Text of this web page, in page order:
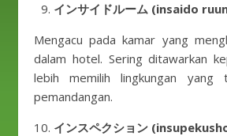
インサイドルーム (insaido
Mengacu pada kamar yang
dalam hotel. Sering ditawarkan
lebih memilih lingkungan yang
pemandangan.
インスペクション